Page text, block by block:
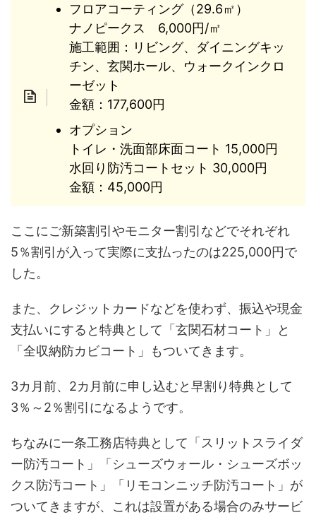
フロアコーティング（29.6㎡）
ナノピークス 6,000円/㎡
施工範囲：リビング、ダイニングキッ
チン、玄関ホール、ウォークインクロ
ーゼット
金額：177,600円
オプション
トイレ・洗面部床面コート 15,000円
水回り防汚コートセット 30,000円
金額：45,000円
ここにご新築割引やモニター割引などでそれぞれ
5％割引が入って実際に支払ったのは225,000円で
した。
また、クレジットカードなどを使わず、振込や現金
支払いにすると特典として「玄関石材コート」と
「全収納防カビコート」もついてきます。
3カ月前、2カ月前に申し込むと早割り特典として
3％～2％割引になるようです。
ちなみに一条工務店特典として「スリットスライダ
ー防汚コート」「シューズウォール・シューズボッ
クス防汚コート」「リモコンニッチ防汚コート」が
ついてきますが、これは設置がある場合のみサービ